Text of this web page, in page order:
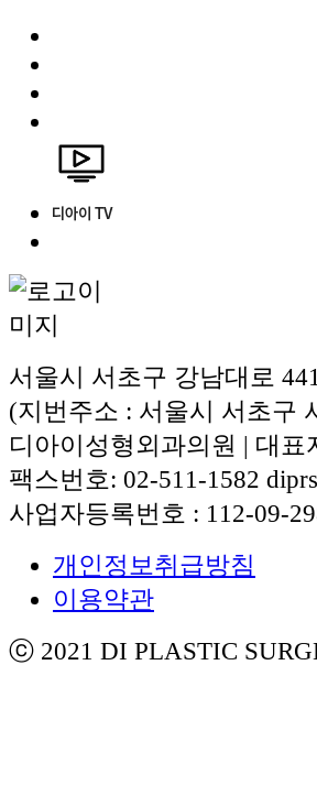
서울시 서초구 강남대로
(지번주소 : 서울시 서초구
디아이성형외과의원 | 대표
팩스번호: 02-511-1582
사업자등록번호 : 112-09-
개인정보취급방침
이용약관
ⓒ 2021 DI PLASTIC